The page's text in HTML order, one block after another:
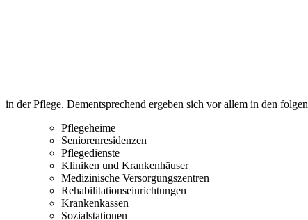
in der Pflege. Dementsprechend ergeben sich vor allem in den
Pflegeheime
Seniorenresidenzen
Pflegedienste
Kliniken und Krankenhäuser
Medizinische Versorgungszentren
Rehabilitationseinrichtungen
Krankenkassen
Sozialstationen